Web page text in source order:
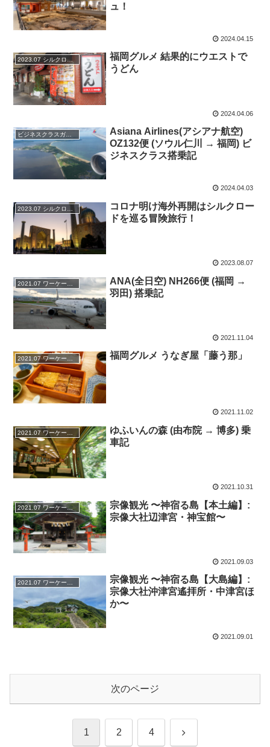
ュ！
2024.04.15
福岡グルメ 結果的にウエストで
うどん
2024.04.06
ビジネスクラスガイド
Asiana Airlines(アシアナ航空)
OZ132便 (ソウル仁川 → 福岡) ビ
ジネスクラス搭乗記
2024.04.03
2023.07 シルクロードの旅
コロナ明け海外再開はシルクロー
ドを巡る冒険旅行！
2023.08.07
ANA(全日空) NH266便 (福岡 →
羽田) 搭乗記
2021.11.04
福岡グルメ うなぎ屋「藤う那」
2021.11.02
2021.07 ワーケーション at 北九州
ゆふいんの森 (由布院 → 博多) 乗
車記
2021.10.31
2021.07 ワーケーション at 北九州
宗像観光 〜神宿る島【本土編】:
宗像大社辺津宮・神宝館〜
2021.09.03
宗像観光 〜神宿る島【大島編】:
宗像大社沖津宮遙拝所・中津宮ほ
か〜
2021.09.01
次のページ
1 2 4 次